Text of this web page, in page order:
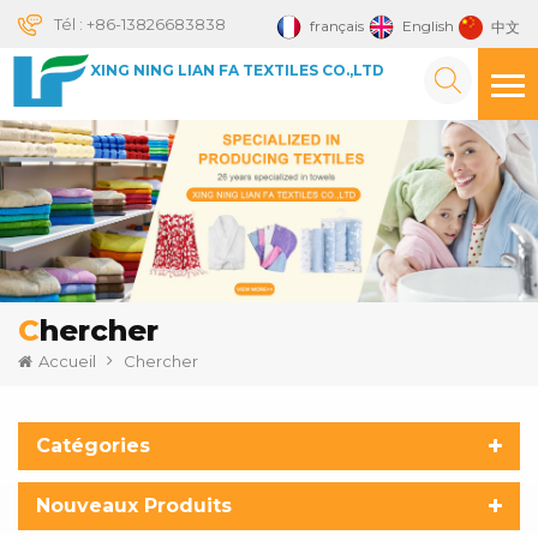
français English 中文
Tél : +86-13826683838
XING NING LIAN FA TEXTILES CO.,LTD
Chercher
Accueil Chercher
Catégories
Nouveaux Produits